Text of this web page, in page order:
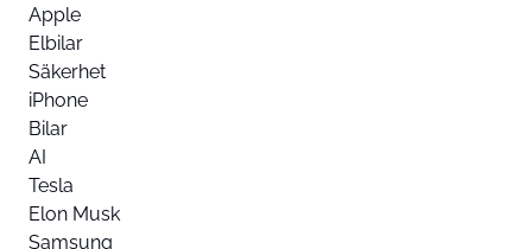
Apple
Elbilar
Säkerhet
iPhone
Bilar
AI
Tesla
Elon Musk
Samsung